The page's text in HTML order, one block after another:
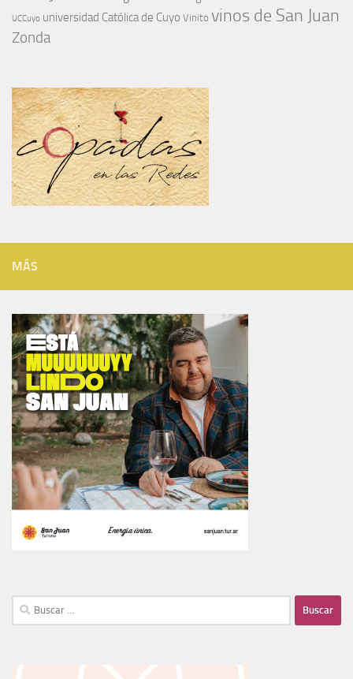
UCCuyo universidad Católica de Cuyo Vinito vinos de San Juan
Zonda
MÁS